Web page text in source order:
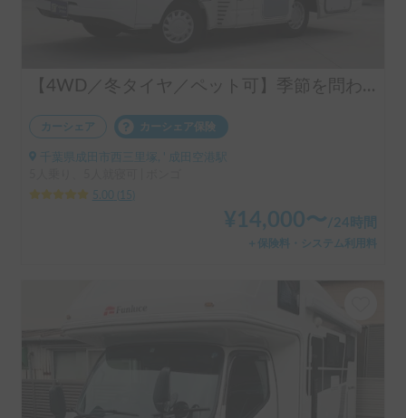
【4WD／冬タイヤ／ペット可】季節を問わず日本中を旅する相棒🌿ファミリ号🌿
カーシェア カーシェア保険
千葉県成田市西三里塚, ' 成田空港駅
5.00
15
¥ 14,000〜 /24時間
＋保険料・システム利用料